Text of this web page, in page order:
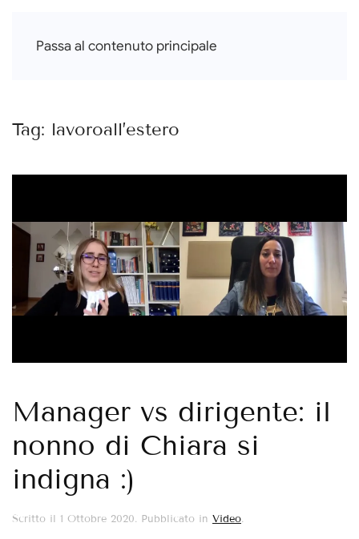
Passa al contenuto principale
Francesca Di Falco
Tag: lavoroall’estero
Manager vs dirigente: il
nonno di Chiara si
indigna :)
Scritto il 1 Ottobre 2020. Pubblicato in Video.